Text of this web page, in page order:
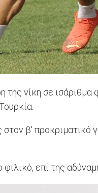
της νίκη σε
στον β'
επί της